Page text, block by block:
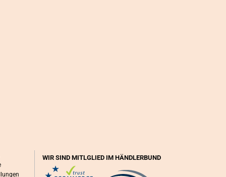
WIR SIND MITLGLIED IM HÄNDLERBUND